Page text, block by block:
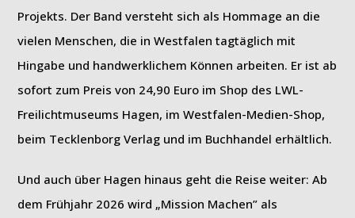
Projekts. Der Band versteht sich als Hommage an die
vielen Menschen, die in Westfalen tagtäglich mit
Hingabe und handwerklichem Können arbeiten. Er ist ab
sofort zum Preis von 24,90 Euro im Shop des LWL-
Freilichtmuseums Hagen, im Westfalen-Medien-Shop,
beim Tecklenborg Verlag und im Buchhandel erhältlich.
Und auch über Hagen hinaus geht die Reise weiter: Ab
dem Frühjahr 2026 wird „Mission Machen” als